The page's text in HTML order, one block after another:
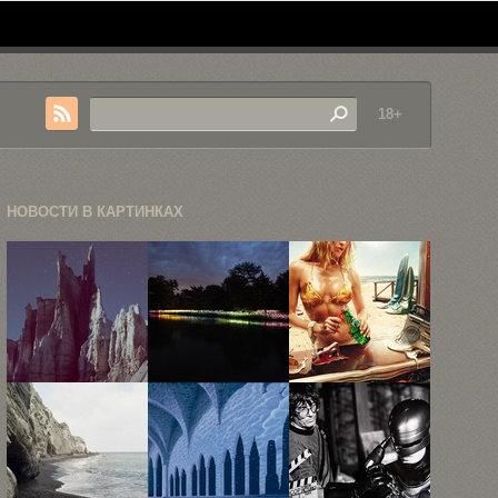
18+
НОВОСТИ В КАРТИНКАХ
Неизведанные
локации в
фотокарточках
Рубена ...
«Поле света»
—
инсталляция
Брюса ...
Рекламная
фотография
Жана Ива
Лемуаня